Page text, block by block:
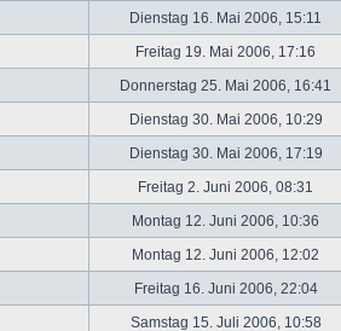
Dienstag 16. Mai 2006, 15:11
Freitag 19. Mai 2006, 17:16
Donnerstag 25. Mai 2006, 16:41
Dienstag 30. Mai 2006, 10:29
Dienstag 30. Mai 2006, 17:19
Freitag 2. Juni 2006, 08:31
Montag 12. Juni 2006, 10:36
Montag 12. Juni 2006, 12:02
Freitag 16. Juni 2006, 22:04
Samstag 15. Juli 2006, 10:58